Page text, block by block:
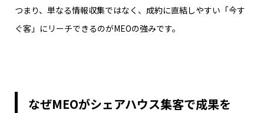
つまり、単なる情報収集ではなく、成約に直結しやすい「今す
ぐ客」にリーチできるのがMEOの強みです。
なぜMEOがシェアハウス集客で成果を